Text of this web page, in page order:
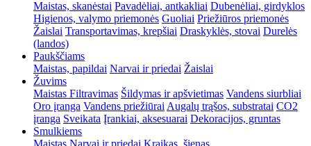
Maistas, skanėstai Pavadėliai, antkakliai Dubenėliai, girdyklos
Higienos, valymo priemonės Guoliai Priežiūros priemonės
Žaislai Transportavimas, krepšiai Draskyklės, stovai Durelės
(landos)
Paukščiams
Maistas, papildai Narvai ir priedai Žaislai
Žuvims
Maistas Filtravimas Šildymas ir apšvietimas Vandens siurbliai
Oro įranga Vandens priežiūrai Augalų trąšos, substratai CO2
įranga Sveikata Įrankiai, aksesuarai Dekoracijos, gruntas
Smulkiems
Maistas Narvai ir priedai Kraikas, šienas